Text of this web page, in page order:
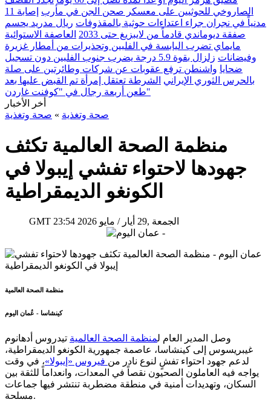
الصاروخي للحوثيين على معسكر صحن الجن في مأرب
إصابة 11
مدنياً في نجران جراء اعتداءات حوثية بالمقذوفات ريال مدريد يحسم
صفقة ديوماندي قادماً من لايبزيغ حتى 2033
العاصفة الاستوائية
مايماي تضرب اليابسة في الفلبين وتحذيرات من أمطار غزيرة
وفيضانات
زلزال بقوة 5.9 درجة يضرب جنوب الفلبين دون تسجيل
ضحايا واشنطن ترفع عقوبات عن شركات وطائرتين على صلة
بالحرس الثوري الإيراني الشرطة تعتقل إمرأة تم القبض عليها بعد
طعن أربعة رجال في "كوفنت غاردن"
أخر الأخبار
صحة وتغذية » صحة وتغذية
منظمة الصحة العالمية تكثف
جهودها لاحتواء تفشي إيبولا في
الكونغو الديمقراطية
GMT 23:54 2026 الجمعة ,29 أيار / مايو
منظمة الصحة العالمية
كينشاسا - عُمان اليوم
وصل المدير العام لمنظمة الصحة العالمية تيدروس أدهانوم
غيبريسوس إلى كينشاسا، عاصمة جمهورية الكونغو الديمقراطية،
لدعم جهود احتواء تفشٍ لنوع نادر من فيروس «إيبولا»، في وقت
يواجه فيه العاملون الصحيون نقصاً في المعدات، وانعداماً للثقة بين
السكان، وتهديدات أمنية في منطقة مضطربة تنتشر فيها جماعات
مسلحة.